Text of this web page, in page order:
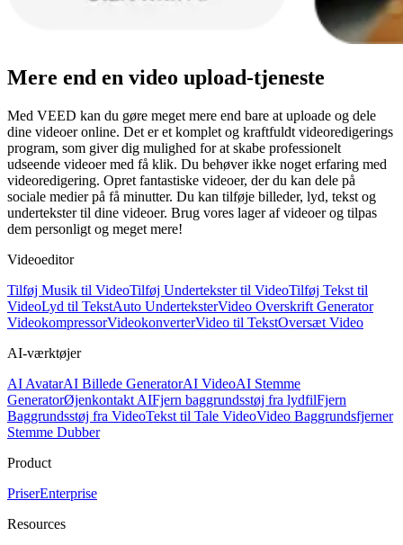
Mere end en video upload-tjeneste
Med VEED kan du gøre meget mere end bare at uploade og dele
dine videoer online. Det er et komplet og kraftfuldt videoredigerings
program, som giver dig mulighed for at skabe professionelt
udseende videoer med få klik. Du behøver ikke noget erfaring med
videoredigering. Opret fantastiske videoer, der du kan dele på
sociale medier på få minutter. Du kan tilføje billeder, lyd, tekst og
undertekster til dine videoer. Brug vores lager af videoer og tilpas
dem personligt og meget mere!
Videoeditor
Tilføj Musik til VideoTilføj Undertekster til VideoTilføj Tekst til
VideoLyd til TekstAuto UnderteksterVideo Overskrift Generator
VideokompressorVideokonverterVideo til TekstOversæt Video
AI-værktøjer
AI AvatarAI Billede GeneratorAI VideoAI Stemme
GeneratorØjenkontakt AIFjern baggrundsstøj fra lydfilFjern
Baggrundsstøj fra VideoTekst til Tale VideoVideo Baggrundsfjerner
Stemme Dubber
Product
PriserEnterprise
Resources